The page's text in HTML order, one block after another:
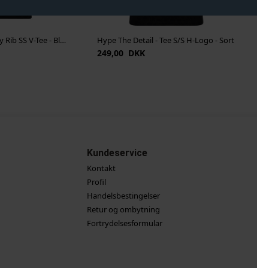
Co' Couture - Granny Rib SS V-Tee - Black Hype The Detail - Tee S/S H-Logo - Sort
249,00 DKK
Kundeservice
Kontakt
Profil
Handelsbestingelser
Retur og ombytning
Fortrydelsesformular